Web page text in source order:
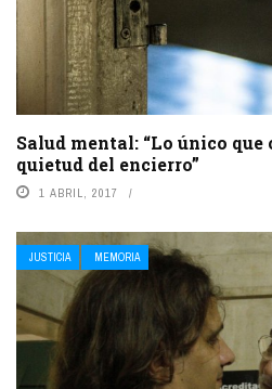
Salud mental: “Lo único que
quietud del encierro”
1 ABRIL, 2017
JUSTICIA MEMORIA